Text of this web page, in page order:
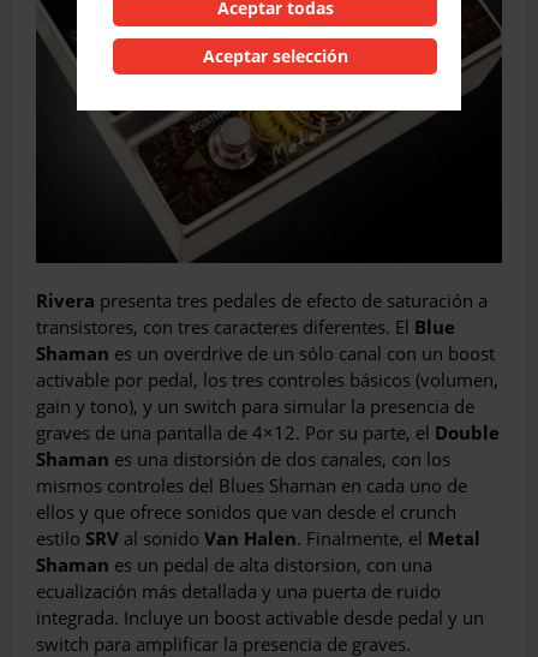
Rivera presenta tres pedales de efecto de saturación a
transistores, con tres caracteres diferentes. El Blue
Shaman es un overdrive de un sólo canal con un boost
activable por pedal, los tres controles básicos (volumen,
gain y tono), y un switch para simular la presencia de
graves de una pantalla de 4×12. Por su parte, el Double
Shaman es una distorsión de dos canales, con los
mismos controles del Blues Shaman en cada uno de
ellos y que ofrece sonidos que van desde el crunch
estilo SRV al sonido Van Halen. Finalmente, el Metal
Shaman es un pedal de alta distorsion, con una
ecualización más detallada y una puerta de ruido
integrada. Incluye un boost activable desde pedal y un
switch para amplificar la presencia de graves.
Aceptar todas
Aceptar selección